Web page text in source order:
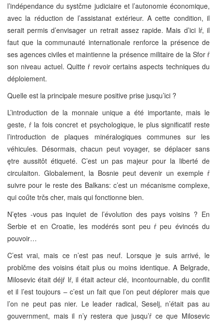
l’indépendance du systčme judiciaire et l’autonomie économique,
avec la réduction de l’assistanat extérieur. A cette condition, il
serait permis d’envisager un retrait assez rapide. Mais d’ici lŕ, il
faut que la communauté internationale renforce la présence de
ses agences civiles et maintienne la présence militaire de la Sfor ŕ
son niveau actuel. Quitte ŕ revoir certains aspects techniques du
déploiement.
Quelle est la principale mesure positive prise jusqu’ici ?
L’introduction de la monnaie unique a été importante, mais le
geste, ŕ la fois concret et psychologique, le plus significatif reste
l’introduction de plaques minéralogiques communes sur les
véhicules. Désormais, chacun peut voyager, se déplacer sans
ętre aussitôt étiqueté. C’est un pas majeur pour la liberté de
circulaiton. Globalement, la Bosnie peut devenir un exemple ŕ
suivre pour le reste des Balkans: c’est un mécanisme complexe,
qui coűte trčs cher, mais qui fonctionne bien.
N’ętes -vous pas inquiet de l’évolution des pays voisins ? En
Serbie et en Croatie, les modérés sont peu ŕ peu évincés du
pouvoir…
C’est vrai, mais ce n’est pas neuf. Lorsque je suis arrivé, le
problčme des voisins était plus ou moins identique. A Belgrade,
Milosevic était déjŕ lŕ, il était acteur clé, incontournable, du conflit
et il l’est toujours – c’est un fait que l’on peut déplorer mais que
l’on ne peut pas nier. Le leader radical, Seselj, n’était pas au
gouvernment, mais il n’y restera que jusqu’ŕ ce que Milosevic